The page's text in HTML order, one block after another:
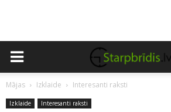
Mājas Izklaide Interesanti raksti
Izklaide Interesanti raksti